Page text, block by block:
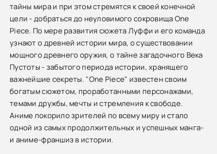
тайны мира и при этом стремятся к своей конечной
цели - добраться до неуловимого сокровища One
Piece. По мере развития сюжета Луффи и его команда
узнают о древней истории мира, о существовании
мощного древнего оружия, о тайне загадочного Века
Пустоты - забытого периода истории, хранящего
важнейшие секреты. "One Piece" известен своим
богатым сюжетом, проработанными персонажами,
темами дружбы, мечты и стремления к свободе.
Аниме покорило зрителей по всему миру и стало
одной из самых продолжительных и успешных манга-
и аниме-франшиз в истории.